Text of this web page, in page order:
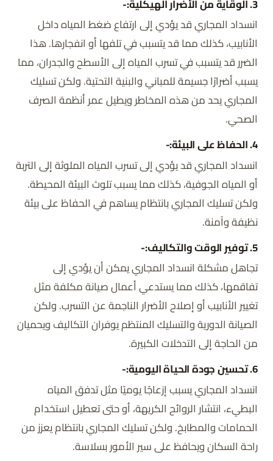
3. الوقاية من الأضرار الهيكلية:-
انسداد المجاري قد يؤدي إلى ارتفاع ضغط المياه داخل
الأنابيب، كذلك مما قد يتسبب في تلفها أو انفجارها. هذا
الضرر قد يتسبب في تسرب المياه إلى الأسطح والجدران، مما
يسبب أضرارًا جسيمة للمباني والبنية التحتية. ولكن تسليك
المجاري يحد من هذه المخاطر ويطيل عمر أنظمة الصرف
الصحي.
4. الحفاظ على البيئة:-
انسداد المجاري قد يؤدي إلى تسرب المياه الملوثة إلى التربة
أو المياه الجوفية، كذلك مما يسبب تلوث البيئة المحيطة.
ولكن تسليك المجاري بانتظام يساهم في الحفاظ على بيئة
نظيفة وآمنة.
5. توفير الوقت والتكاليف:-
تجاهل مشكلة انسداد المجاري يمكن أن يؤدي إلى
تفاقمها، كذلك مما يستدعي أعمال صيانة مكلفة مثل
تغيير الأنابيب أو إصلاح الأضرار الناجمة عن التسرب. ولكن
الصيانة الدورية والتسليك المنتظم يوفران التكاليف ويحميان
من الحاجة إلى التدخلات الكبيرة.
6. تحسين جودة الحياة اليومية:-
انسداد المجاري يسبب إزعاجًا يوميًا مثل تدفق المياه
البطيء، انتشار الروائح الكريهة، أو حتى تعطيل استخدام
الحمامات والمطابخ. ولكن تسليك المجاري بانتظام يعزز من
راحة السكان ويحافظ على سير الأمور بسلاسة.